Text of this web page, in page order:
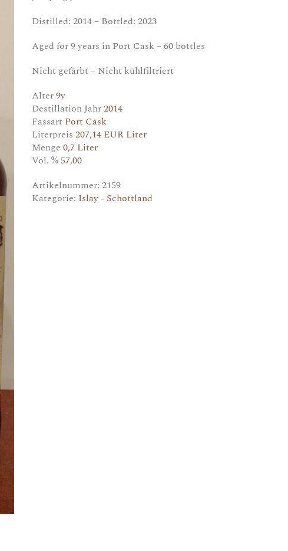
Distilled: 2014 – Bottled: 2023
Aged for 9 years in Port Cask – 60 bottles
Nicht gefärbt – Nicht kühlfiltriert
Alter9y
Destillation Jahr2014
Fassart Port Cask
Literpreis 207,14 EUR Liter
Menge 0,7 Liter
Vol. % 57,00
Artikelnummer: 2159
Kategorie: Islay - Schottland